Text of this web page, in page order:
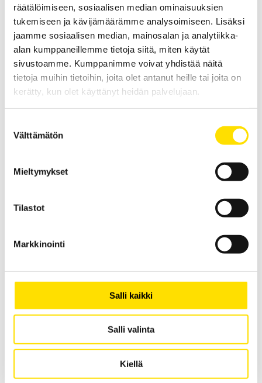
räätälöimiseen, sosiaalisen median ominaisuuksien
tukemiseen ja kävijämäärämme analysoimiseen. Lisäksi
jaamme sosiaalisen median, mainosalan ja analytiikka-
alan kumppaneillemme tietoja siitä, miten käytät
sivustoamme. Kumppanimme voivat yhdistää näitä
tietoja muihin tietoihin, joita olet antanut heille tai joita on
kerätty, kun olet käyttänyt heidän palvelujaan.
valinta
Välttämätön
Mieltymykset
Tilastot
Markkinointi
Salli kaikki
Salli valinta
Kiellä
B-tyypin virtapihdit
B102-pihdit ovat kehitetty erityisesti vuotovirtojen mittaamiseen
LUE LISÄÄ
E-tyypin virtapihdit
E-sarjan virtapihdit soveltuvat erinomaisesti käytettäväksi yhdessä
kaiken tyyppisten yleismittareiden, oskilloskooppien, loggereiden
sekä kirjoittimien kanssa.